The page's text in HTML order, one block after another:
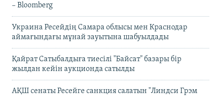
– Bloomberg
Украина Ресейдің Самара облысы мен Краснодар
аймағындағы мұнай зауытына шабуылдады
Қайрат Сатыбалдыға тиесілі "Байсат" базары бір
жылдан кейін аукционда сатылды
АҚШ сенаты Ресейге санкция салатын "Линдси Грэм